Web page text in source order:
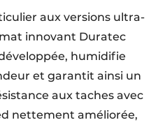
aux versions ultra-
innovant Duratec
humidifie
et garantit ainsi un
aux taches avec
nettement améliorée,